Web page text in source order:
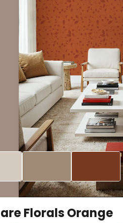
Florals Orange